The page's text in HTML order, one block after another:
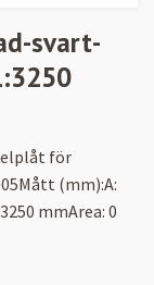
svart-
för
(mm):A:
mmArea: 0